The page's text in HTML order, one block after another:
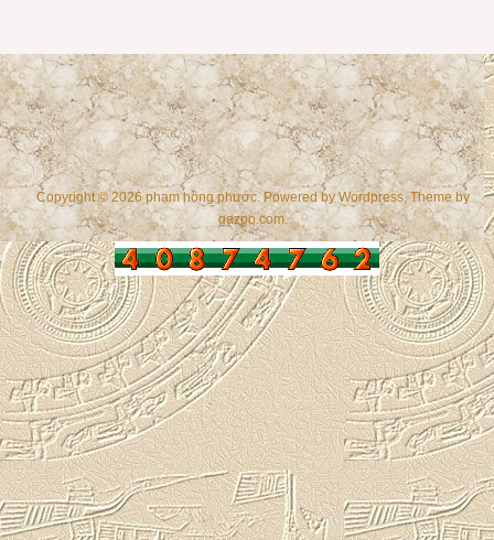
Copyright © 2026 phạm hồng phước. Powered byWordpress, Theme by
gazpo.com.